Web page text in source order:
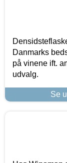
Danmarks
på vinene ift.
udvalg.
Se